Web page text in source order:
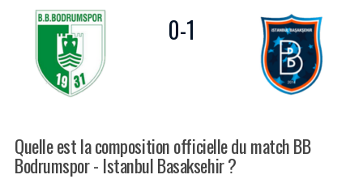
0-1
Quelle est la composition officielle du match BB
Bodrumspor - Istanbul Basaksehir ?